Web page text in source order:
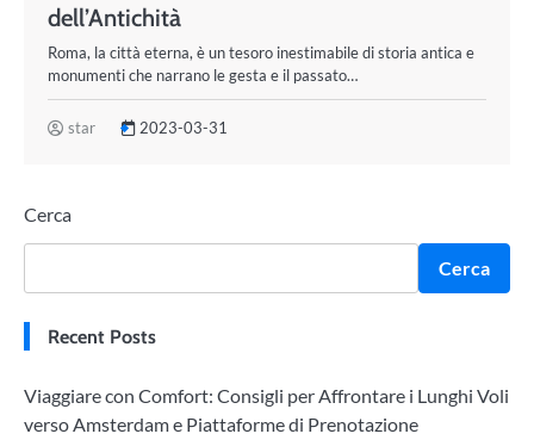
dell’Antichità
Roma, la città eterna, è un tesoro inestimabile di storia antica e
monumenti che narrano le gesta e il passato…
star 2023-03-31
Cerca
Cerca
Recent Posts
Viaggiare con Comfort: Consigli per Affrontare i Lunghi Voli
verso Amsterdam e Piattaforme di Prenotazione